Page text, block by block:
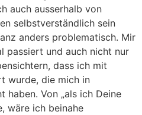
auch ausserhalb von
selbstverständlich sein
anders problematisch. Mir
passiert und auch nicht nur
dass ich mit
wurde, die mich in
haben. Von „als ich Deine
wäre ich beinahe